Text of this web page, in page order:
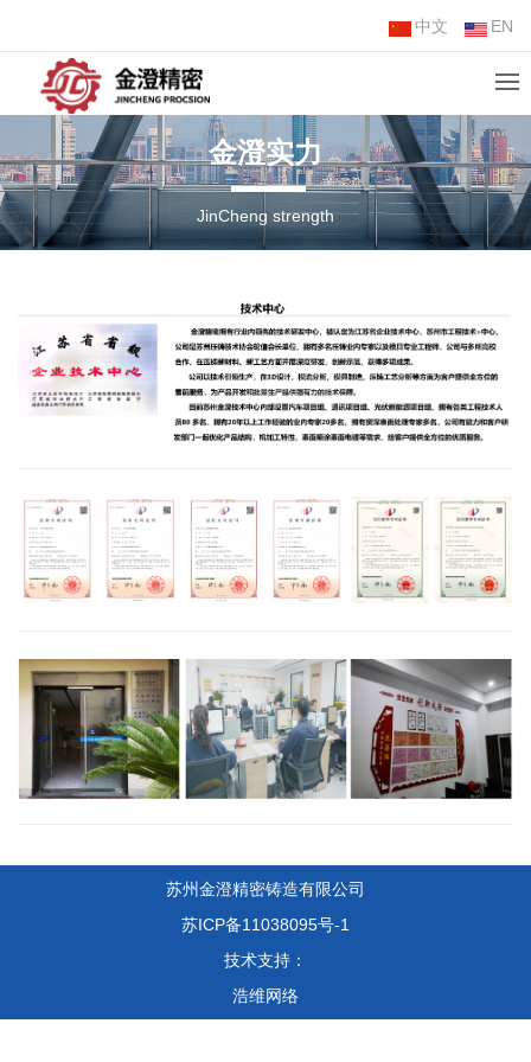
中文 EN
金澄实力
JinCheng strength
苏州金澄精密铸造有限公司
苏ICP备11038095号-1
技术支持：
浩维网络